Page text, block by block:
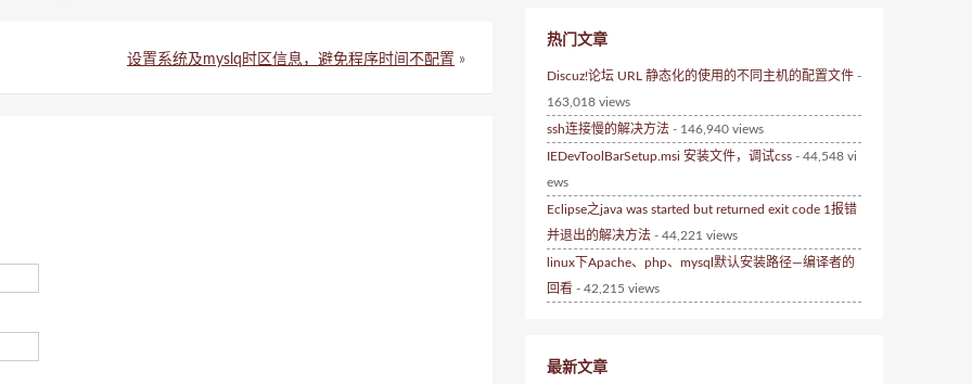
设置系统及myslq时区信息，避免程序时间不配置 »
热门文章
Discuz!论坛 URL 静态化的使用的不同主机的配置文件 -
163,018 views
ssh连接慢的解决方法 - 146,940 views
IEDevToolBarSetup.msi 安装文件，调试css - 44,548 vi
ews
Eclipse之java was started but returned exit code 1报错
并退出的解决方法 - 44,221 views
linux下Apache、php、mysql默认安装路径—编译者的
回看 - 42,215 views
最新文章